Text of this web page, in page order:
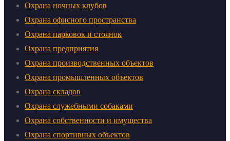
Охрана ночных клубов
Охрана офисного пространства
Охрана парковок и стоянок
Охрана предприятия
Охрана производственных объектов
Охрана промышленных объектов
Охрана складов
Охрана служебными собаками
Охрана собственности и имущества
Охрана спортивных объектов